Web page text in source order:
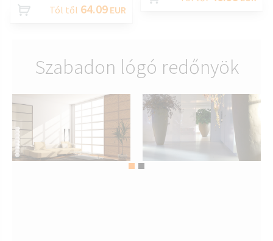
Tól től 64.09 EUR
Szabadon lógó redőnyök